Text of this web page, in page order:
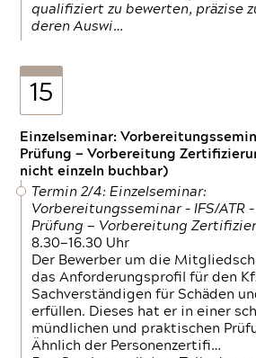
qualifiziert zu bewerten, präzise
deren Auswi…
15
Einzelseminar:
Prüfung — Vorbereitung
nicht einzeln buchbar)
Termin 2/4: Einzelseminar:
Vorbereitungsseminar - IFS/ATR -
Prüfung — Vorbereitung
8.30—16.30 Uhr
Der Bewerber um die
das Anforderungsprofil für den
Sachverständigen für Schäden
erfüllen. Dieses hat er in einer
mündlichen und praktischen
Ähnlich der Personenzertifi…